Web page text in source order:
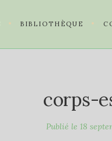
BIBLIOTHÈQUE
corps-
Publié le 18